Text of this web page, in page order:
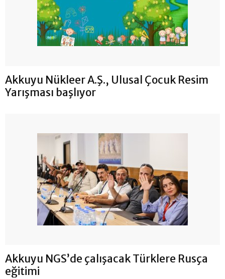
Akkuyu Nükleer A.Ş., Ulusal Çocuk Resim
Yarışması başlıyor
Akkuyu NGS’de çalışacak Türklere Rusça
eğitimi